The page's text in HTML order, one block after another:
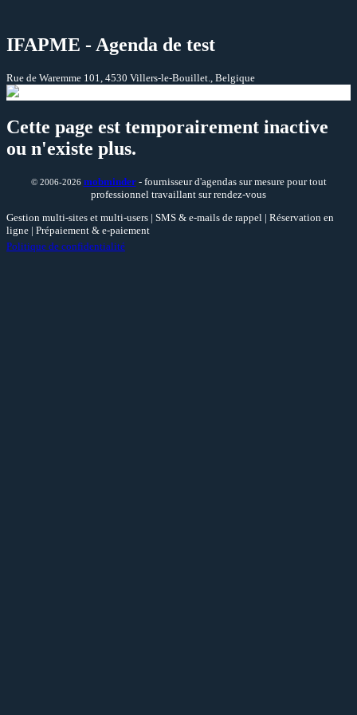
IFAPME - Agenda de test
Rue de Waremme 101, 4530 Villers-le-Bouillet., Belgique
Cette page est temporairement inactive
ou n'existe plus.
© 2006-2026 mobminder- fournisseur d'agendas sur mesure pour tout
professionnel travaillant sur rendez-vous
Gestion multi-sites et multi-users | SMS & e-mails de rappel | Réservation en
ligne | Prépaiement & e-paiement
Politique de confidentialité